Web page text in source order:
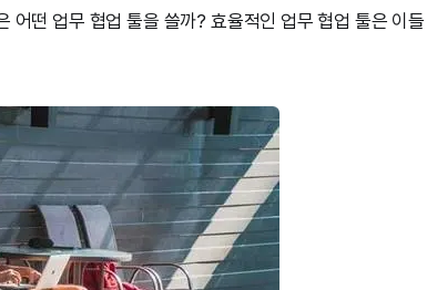
어떤 업무 협업 툴을 쓸까? 효율적인 업무 협업 툴은 이들